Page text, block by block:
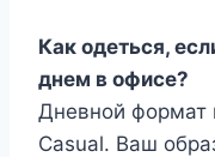
Как одеться,
днем в офисе?
Дневной формат
Casual. Ваш